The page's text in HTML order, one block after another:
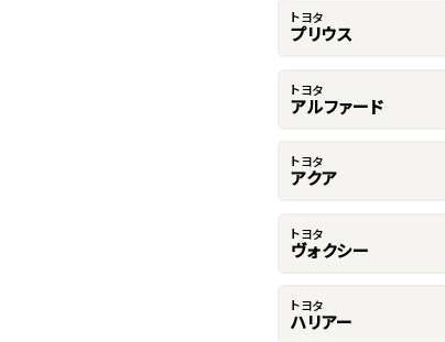
トヨタ
プリウス
トヨタ
アルファード
トヨタ
アクア
トヨタ
ヴォクシー
トヨタ
ハリアー